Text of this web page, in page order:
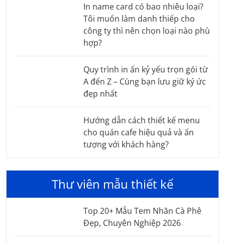
In name card có bao nhiêu loại?
Tôi muốn làm danh thiếp cho
công ty thì nên chọn loại nào phù
hợp?
Quy trình in ấn kỷ yếu trọn gói từ
A đến Z – Cùng bạn lưu giữ ký ức
đẹp nhất
Hướng dẫn cách thiết kế menu
cho quán cafe hiệu quả và ấn
tượng với khách hàng?
Thư viên mẫu thiết kế
Top 20+ Mẫu Tem Nhãn Cà Phê
Đẹp, Chuyên Nghiệp 2026